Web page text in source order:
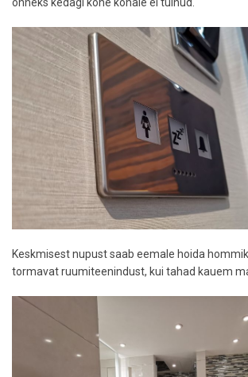
Keskmisest nupust saab eemale hoida
tormavat ruumiteenindust, kui tahad kauem